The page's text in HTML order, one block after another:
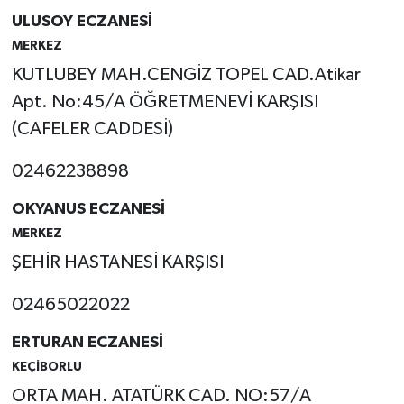
ULUSOY ECZANESİ
MERKEZ
KUTLUBEY MAH.CENGİZ TOPEL CAD.Atikar
Apt. No:45/A ÖĞRETMENEVİ KARŞISI
(CAFELER CADDESİ)
02462238898
OKYANUS ECZANESİ
MERKEZ
ŞEHİR HASTANESİ KARŞISI
02465022022
ERTURAN ECZANESİ
KEÇİBORLU
ORTA MAH. ATATÜRK CAD. NO:57/A
Tarihi Yapılarımız
Türkiye
Yerel
İletişim
Künye